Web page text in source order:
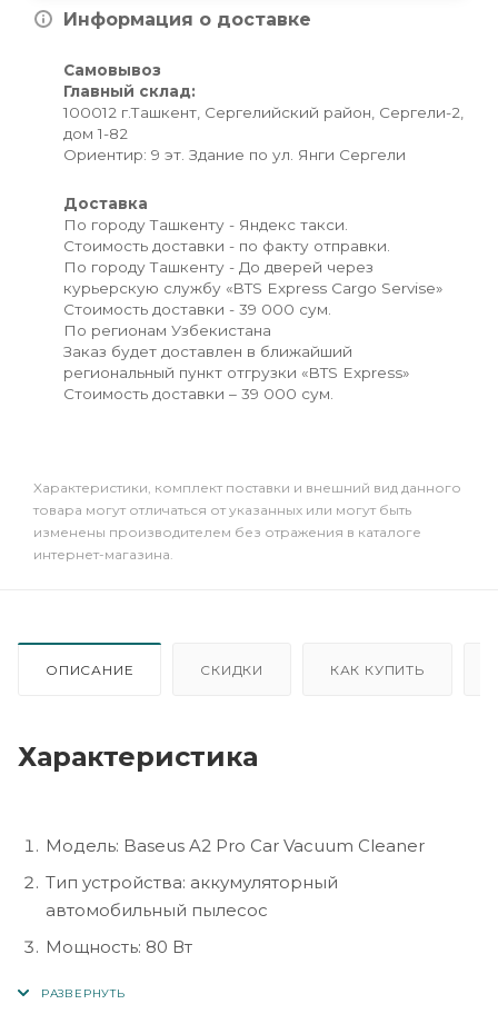
Информация о доставке
Самовывоз
Главный склад:
100012 г.Ташкент, Сергелийский район, Сергели-2,
дом 1-82
Ориентир: 9 эт. Здание по ул. Янги Сергели
Доставка
По городу Ташкенту - Яндекс такси.
Стоимость доставки - по факту отправки.
По городу Ташкенту - До дверей через
курьерскую службу «BTS Express Cargo Servise»
Стоимость доставки - 39 000 сум.
По регионам Узбекистана
Заказ будет доставлен в ближайший
региональный пункт отгрузки «BTS Express»
Стоимость доставки – 39 000 сум.
Xарактеристики, комплект поставки и внешний вид данного
товара могут отличаться от указанных или могут быть
изменены производителем без отражения в каталоге
интернет-магазина.
ОПИСАНИЕ СКИДКИ КАК КУПИТЬ
Характеристика
Модель: Baseus A2 Pro Car Vacuum Cleaner
Тип устройства: аккумуляторный
автомобильный пылесос
Мощность: 80 Вт